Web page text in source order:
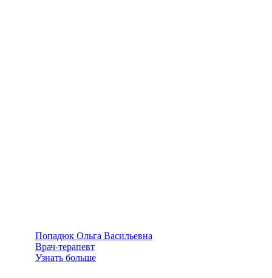
Попадюк Ольга Васильевна
Врач-терапевт
Узнать больше